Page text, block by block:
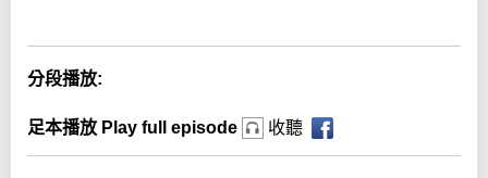
分段播放:
足本播放 Play full episode 收聽